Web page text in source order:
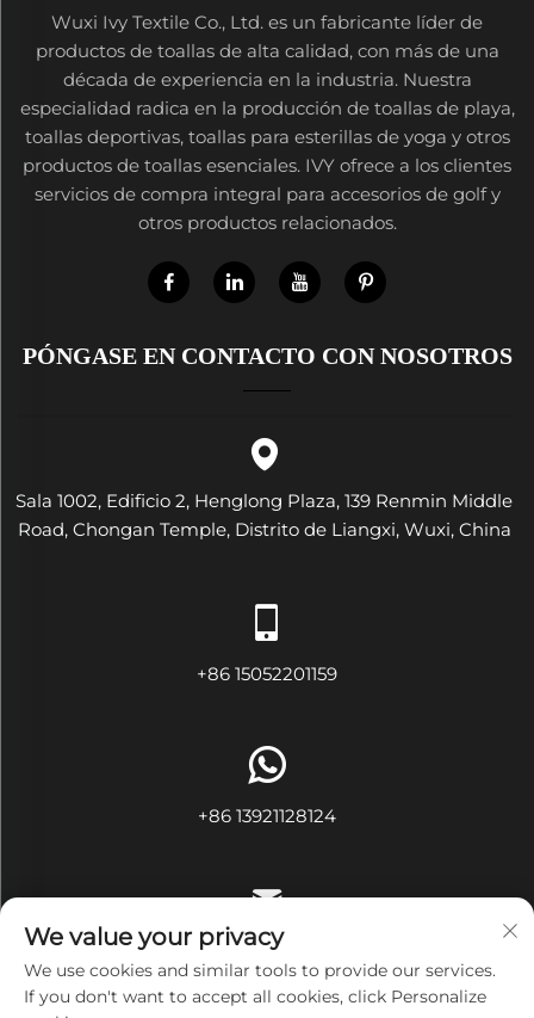
Wuxi Ivy Textile Co., Ltd. es un fabricante líder de
productos de toallas de alta calidad, con más de una
década de experiencia en la industria. Nuestra
especialidad radica en la producción de toallas de playa,
toallas deportivas, toallas para esterillas de yoga y otros
productos de toallas esenciales. IVY ofrece a los clientes
servicios de compra integral para accesorios de golf y
otros productos relacionados.
PÓNGASE EN CONTACTO CON NOSOTROS
Sala 1002, Edificio 2, Henglong Plaza, 139 Renmin Middle
Road, Chongan Temple, Distrito de Liangxi, Wuxi, China
+86 15052201159
+86 13921128124
[email protected]
We value your privacy
We use cookies and similar tools to provide our services.
If you don't want to accept all cookies, click Personalize